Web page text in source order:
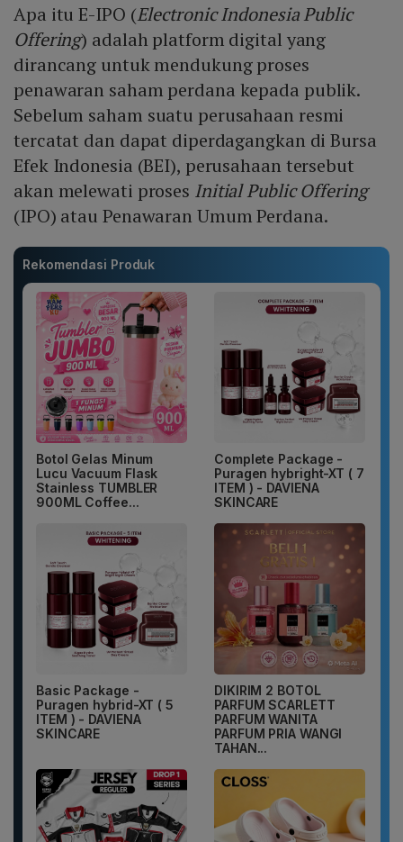
Apa itu E-IPO (Electronic Indonesia Public
Offering) adalah platform digital yang
dirancang untuk mendukung proses
penawaran saham perdana kepada publik.
Sebelum saham suatu perusahaan resmi
tercatat dan dapat diperdagangkan di Bursa
Efek Indonesia (BEI), perusahaan tersebut
akan melewati proses Initial Public Offering
(IPO) atau Penawaran Umum Perdana.
Rekomendasi Produk
Botol Gelas Minum
Lucu Vacuum Flask
Stainless TUMBLER
900ML Coffee...
Complete Package -
Puragen hybright-XT ( 7
ITEM ) - DAVIENA
SKINCARE
Basic Package -
Puragen hybrid-XT ( 5
ITEM ) - DAVIENA
SKINCARE
DIKIRIM 2 BOTOL
PARFUM SCARLETT
PARFUM WANITA
PARFUM PRIA WANGI
TAHAN...